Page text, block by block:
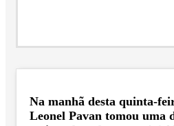
Na manhã desta quinta-
Leonel Pavan tomou uma